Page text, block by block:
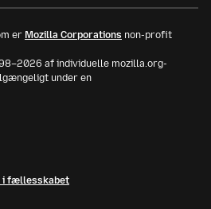
er Mozilla Corporations non-profit
af individuelle mozilla.org-
under en
i fællesskabet